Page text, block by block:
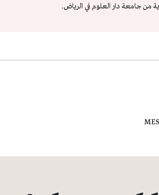
من جامعة دار العلوم في الرياض.